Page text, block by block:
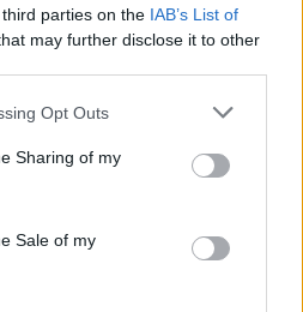
parties on the IAB’s List of
may further disclose it to other
app uses one or more Google
behaviour. You may click to
and its third-party tags to
purposes in below Google
Opt Outs
Sharing of my
Sale of my
Lauro
fa sempre più
battere di una fake